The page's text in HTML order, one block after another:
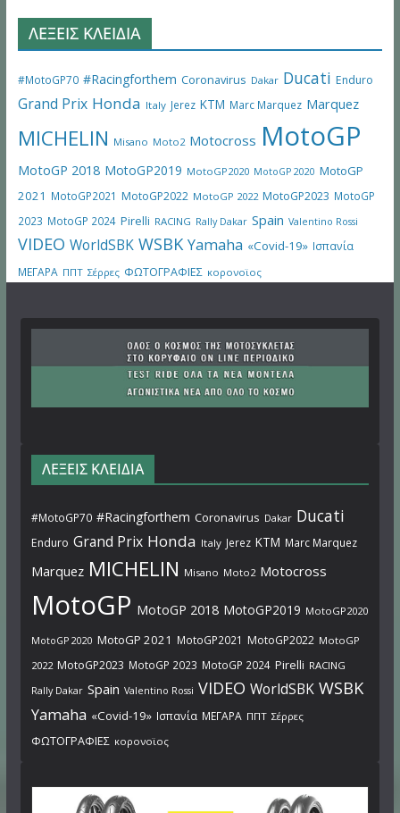
ΛΕΞΕΙΣ ΚΛΕΙΔΙΑ
#MotoGP70 #Racingforthem Coronavirus Dakar Ducati Enduro
Grand Prix Honda Italy Jerez KTM Marc Marquez Marquez
MICHELIN Misano Moto2 Motocross MotoGP
MotoGP 2018 MotoGP2019 MotoGP2020 MotoGP 2020 MotoGP
2021 MotoGP2021 MotoGP2022 MotoGP 2022 MotoGP2023 MotoGP
2023 MotoGP 2024 Pirelli RACING Rally Dakar Spain Valentino Rossi
VIDEO WorldSBK WSBK Yamaha «Covid-19» Ισπανία
ΜΕΓΑΡΑ ΠΠΤ Σέρρες ΦΩΤΟΓΡΑΦΙΕΣ κορονοϊος
ΛΕΞΕΙΣ ΚΛΕΙΔΙΑ
#MotoGP70 #Racingforthem Coronavirus Dakar Ducati
Enduro Grand Prix Honda Italy Jerez KTM Marc Marquez
Marquez MICHELIN Misano Moto2 Motocross
MotoGP MotoGP 2018 MotoGP2019 MotoGP2020
MotoGP 2020 MotoGP 2021 MotoGP2021 MotoGP2022 MotoGP
2022 MotoGP2023 MotoGP 2023 MotoGP 2024 Pirelli RACING
Rally Dakar Spain Valentino Rossi VIDEO WorldSBK WSBK
Yamaha «Covid-19» Ισπανία ΜΕΓΑΡΑ ΠΠΤ Σέρρες
ΦΩΤΟΓΡΑΦΙΕΣ κορονοϊος